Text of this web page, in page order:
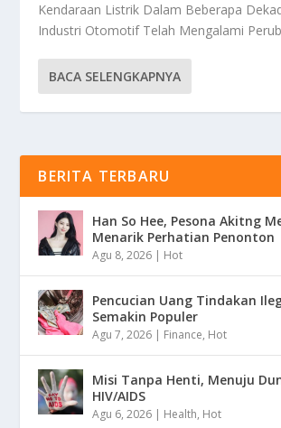
Kendaraan Listrik Dalam Beberapa
Industri Otomotif Telah Mengalami
BACA SELENGKAPNYA
BERITA TERBARU
Han So Hee, Pesona Akitng
Menarik Perhatian Penonton
Agu 8, 2026 | Hot
Pencucian Uang Tindakan
Semakin Populer
Agu 7, 2026 | Finance, Hot
Misi Tanpa Henti, Menuju
HIV/AIDS
Agu 6, 2026 | Health, Hot